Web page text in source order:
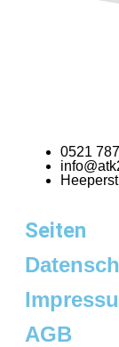
0521
Seiten
AGB